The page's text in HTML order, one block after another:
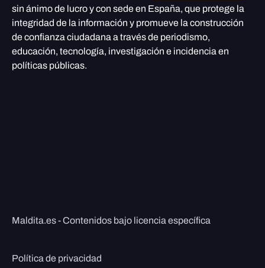
sin ánimo de lucro y con sede en España, que protege la
integridad de la información y promueve la construcción
de confianza ciudadana a través de periodismo,
educación, tecnología, investigación e incidencia en
políticas públicas.
Maldita.es - Contenidos bajo licencia específica
Política de privacidad